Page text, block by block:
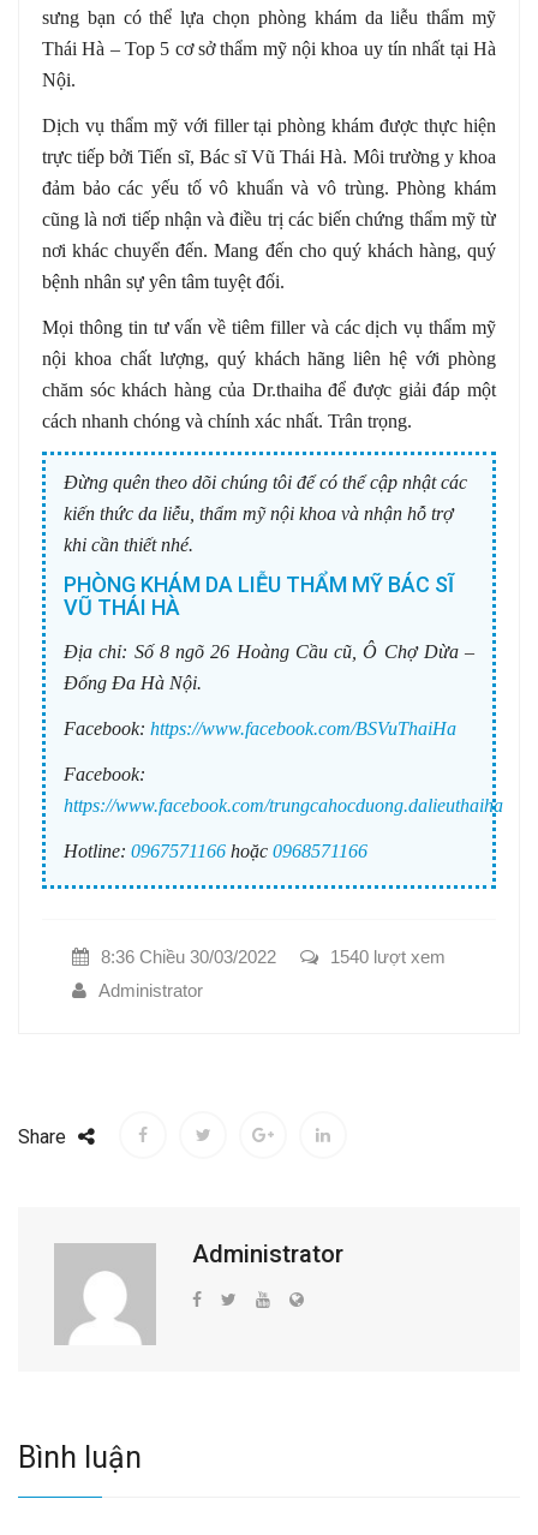
sưng bạn có thể lựa chọn phòng khám da liễu thẩm mỹ
Thái Hà – Top 5 cơ sở thẩm mỹ nội khoa uy tín nhất tại Hà
Nội.
Dịch vụ thẩm mỹ với filler tại phòng khám được thực hiện
trực tiếp bởi Tiến sĩ, Bác sĩ Vũ Thái Hà. Môi trường y khoa
đảm bảo các yếu tố vô khuẩn và vô trùng. Phòng khám
cũng là nơi tiếp nhận và điều trị các biến chứng thẩm mỹ từ
nơi khác chuyển đến. Mang đến cho quý khách hàng, quý
bệnh nhân sự yên tâm tuyệt đối.
Mọi thông tin tư vấn về tiêm filler và các dịch vụ thẩm mỹ
nội khoa chất lượng, quý khách hãng liên hệ với phòng
chăm sóc khách hàng của Dr.thaiha để được giải đáp một
cách nhanh chóng và chính xác nhất. Trân trọng.
Đừng quên theo dõi chúng tôi để có thể cập nhật các
kiến thức da liễu, thẩm mỹ nội khoa và nhận hỗ trợ
khi cần thiết nhé.
PHÒNG KHÁM DA LIỄU THẨM MỸ BÁC SĨ
VŨ THÁI HÀ
Địa chỉ: Số 8 ngõ 26 Hoàng Cầu cũ, Ô Chợ Dừa –
Đống Đa Hà Nội.
Facebook: https://www.facebook.com/BSVuThaiHa
Facebook:
https://www.facebook.com/trungcahocduong.dalieuthaiha
Hotline: 0967571166 hoặc 0968571166
8:36 Chiều 30/03/2022
1540 lượt xem
Administrator
Share
Administrator
Bình luận